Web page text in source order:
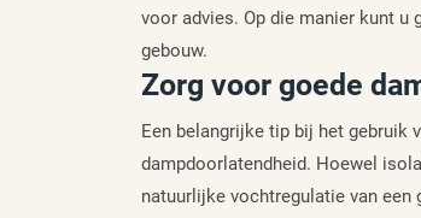
voor advies. Op die manier kunt
gebouw.
Zorg voor goede
Een belangrijke tip bij het gebruik
dampdoorlatendheid. Hoewel
natuurlijke vochtregulatie van een